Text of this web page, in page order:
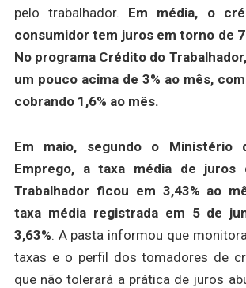
pelo trabalhador. Em média, o
consumidor tem juros em torno de
No programa Crédito do
um pouco acima de 3% ao mês,
cobrando 1,6% ao mês.
Em maio, segundo o Ministério
Emprego, a taxa média de juros
Trabalhador ficou em 3,43% ao
taxa média registrada em 5 de
3,63%. A pasta informou que
taxas e o perfil dos tomadores de
que não tolerará a prática de juros